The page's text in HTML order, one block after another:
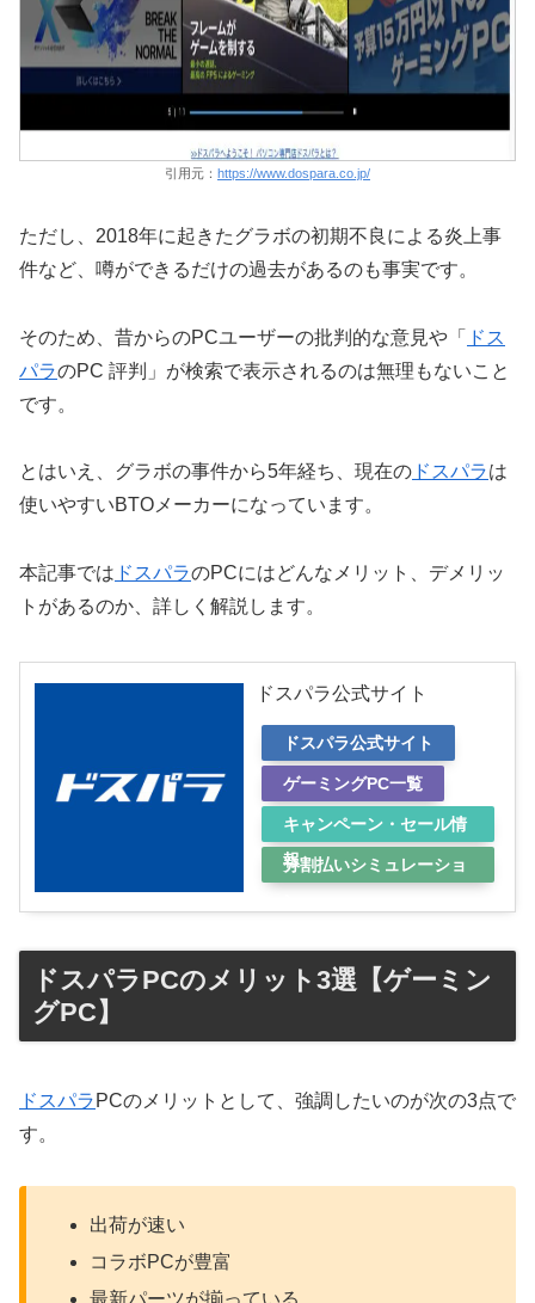
引用元： https://www.dospara.co.jp/
ただし、2018年に起きたグラボの初期不良による炎上事
件など、噂ができるだけの過去があるのも事実です。
そのため、昔からのPCユーザーの批判的な意見や「
ドス
パラのPC 評判」が検索で表示されるのは無理もないこと
です。
とはいえ、グラボの事件から5年経ち、現在の ドスパラは
使いやすいBTOメーカーになっています。
本記事では ドスパラのPCにはどんなメリット、デメリッ
トがあるのか、詳しく解説します。
ドスパラ公式サイト
ドスパラ公式サイト
ゲーミングPC一覧
キャンペーン・セール情
報
分割払いシミュレーショ
ドスパラPCのメリット3選【ゲーミン
グPC】
ドスパラ PCのメリットとして、強調したいのが次の3点で
す。
出荷が速い
コラボPCが豊富